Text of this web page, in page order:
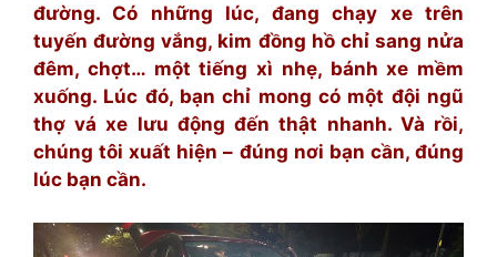
đường. Có những lúc, đang chạy xe trên
tuyến đường vắng, kim đồng hồ chỉ sang nửa
đêm, chợt… một tiếng xì nhẹ, bánh xe mềm
xuống. Lúc đó, bạn chỉ mong có một đội ngũ
thợ vá xe lưu động đến thật nhanh. Và rồi,
chúng tôi xuất hiện – đúng nơi bạn cần, đúng
lúc bạn cần.